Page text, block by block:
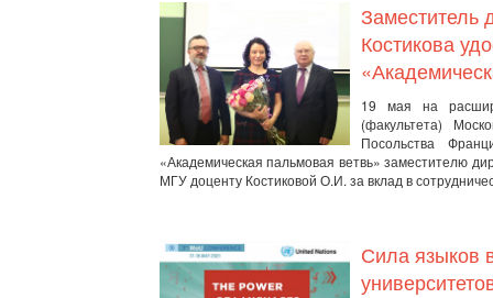
Костикова
19 мая на
(факультета)
Посольства
«Академическая пальмовая ветвь» заместителю
МГУ доценту Костиковой О.И. за вклад в
Сила языков